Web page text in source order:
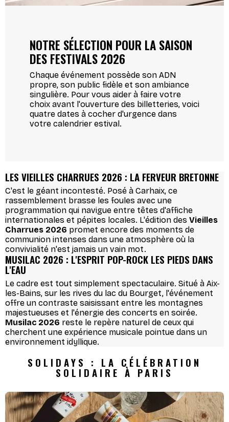
NOTRE SÉLECTION POUR LA SAISON
DES FESTIVALS 2026
Chaque événement possède son ADN
propre, son public fidèle et son ambiance
singulière. Pour vous aider à faire votre
choix avant l'ouverture des billetteries, voici
quatre dates à cocher d'urgence dans
votre calendrier estival.
LES VIEILLES CHARRUES 2026 : LA FERVEUR BRETONNE
C'est le géant incontesté. Posé à Carhaix, ce
rassemblement brasse les foules avec une
programmation qui navigue entre têtes d'affiche
internationales et pépites locales. L'édition des Vieilles
Charrues 2026 promet encore des moments de
communion intenses dans une atmosphère où la
convivialité n'est jamais un vain mot.
MUSILAC 2026 : L'ESPRIT POP-ROCK LES PIEDS DANS
L'EAU
Le cadre est tout simplement spectaculaire. Situé à Aix-
les-Bains, sur les rives du lac du Bourget, l'événement
offre un contraste saisissant entre les montagnes
majestueuses et l'énergie des concerts en soirée.
Musilac 2026 reste le repère naturel de ceux qui
cherchent une expérience musicale pointue dans un
environnement idyllique.
SOLIDAYS : LA CÉLÉBRATION
SOLIDAIRE À PARIS